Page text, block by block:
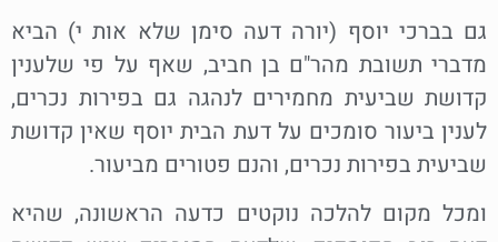
גם בברכי יוסף (יורה דעה סימן שלא אות י) הביא
מדברי תשובת מהר"ם בן חביב, שאף על פי שלענין
קדושת שביעית מחמירים לנהגה גם בפירות נכרים,
לענין ביעור סומכים על דעת הבית יוסף שאין קדושת
שביעית בפירות נכרים, והנם פטורים מביעור.
ומכל מקום להלכה נוקטים כדעה הראשונה, שהיא